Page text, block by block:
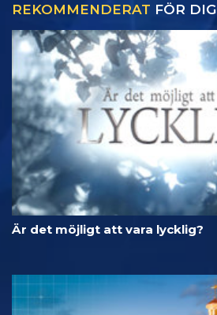
REKOMMENDERAT FÖR DIG
Är det möjligt att vara lycklig?